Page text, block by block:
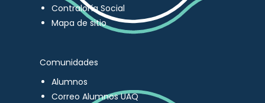
Contraloría Social
Mapa de sitio
Comunidades
Alumnos
Correo Alumnos UAQ